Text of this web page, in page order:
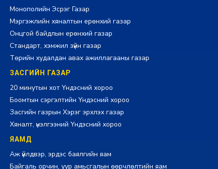
Монополийн Эсрэг Газар
Мэргэжлийн хяналтын ерөнхий газар
Онцгой байдлын ерөнхий газар
Стандарт, хэмжил зүйн газар
Төрийн худалдан авах ажиллагааны газар
ЗАСГИЙН ГАЗАР
20 минутын хот Үндэсний хороо
Боомтын сэргэлтийн Үндэсний хороо
Засгийн газрын Хэрэг эрхлэх газар
Хяналт, үнэлгээний Үндэсний хороо
ЯАМД
Аж үйлдвэр, эрдэс баялгийн яам
Байгаль орчин, уур амьсгалын өөрчлөлтийн яам